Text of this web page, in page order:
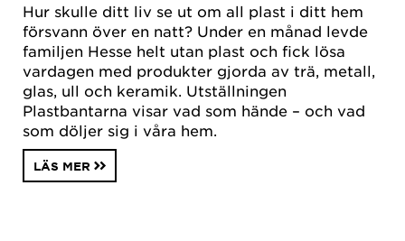
Hur skulle ditt liv se ut om all plast i ditt hem
försvann över en natt? Under en månad levde
familjen Hesse helt utan plast och fick lösa
vardagen med produkter gjorda av trä, metall,
glas, ull och keramik. Utställningen
Plastbantarna visar vad som hände – och vad
som döljer sig i våra hem.
LÄS MER